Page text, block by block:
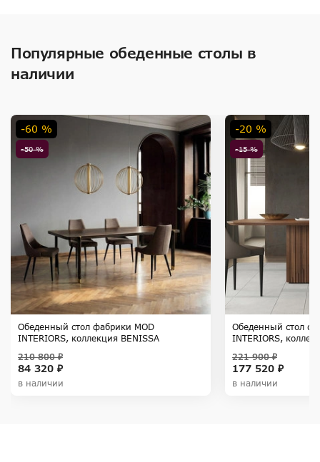
Популярные обеденные столы в
наличии
-50 %
-60 %
Обеденный стол фабрики MOD
INTERIORS, коллекция BENISSA
84 320 ₽
210 800 ₽
в наличии
-15 %
-20 %
Обеденный стол
INTERIORS,
177 520 ₽
221 900 ₽
в наличии